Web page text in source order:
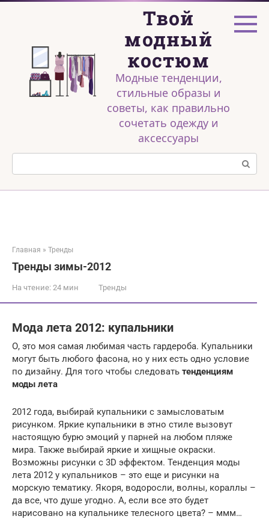
Перейти
Твой
модный
костюм
Модные тенденции,
стильные образы и
советы, как правильно
сочетать одежду и
аксессуары
Поиск:
Главная » Тренды
Тренды зимы-2012
На чтение: 24 мин Тренды
Мода лета 2012: купальники
О, это моя самая любимая часть гардероба. Купальники
могут быть любого фасона, но у них есть одно условие
по дизайну. Для того чтобы следовать тенденциям
моды лета
2012 года, выбирай купальники с замысловатым
рисунком. Яркие купальники в этно стиле вызовут
настоящую бурю эмоций у парней на любом пляже
мира. Также выбирай яркие и хищные окраски.
Возможны рисунки с 3D эффектом. Тенденция моды
лета 2012 у купальников – это еще и рисунки на
морскую тематику. Якоря, водоросли, волны, кораллы –
да все, что душе угодно. А, если все это будет
нарисовано на купальнике телесного цвета? – ммм…